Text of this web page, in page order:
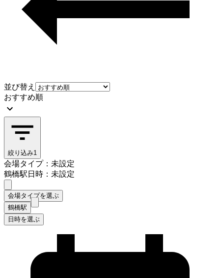
並び替え
おすすめ順
絞り込み1
会場タイプ：未設定
鶴橋駅日時：未設定
会場タイプを選ぶ
鶴橋駅
日時を選ぶ